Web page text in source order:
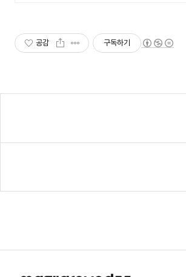
공감 구독하기